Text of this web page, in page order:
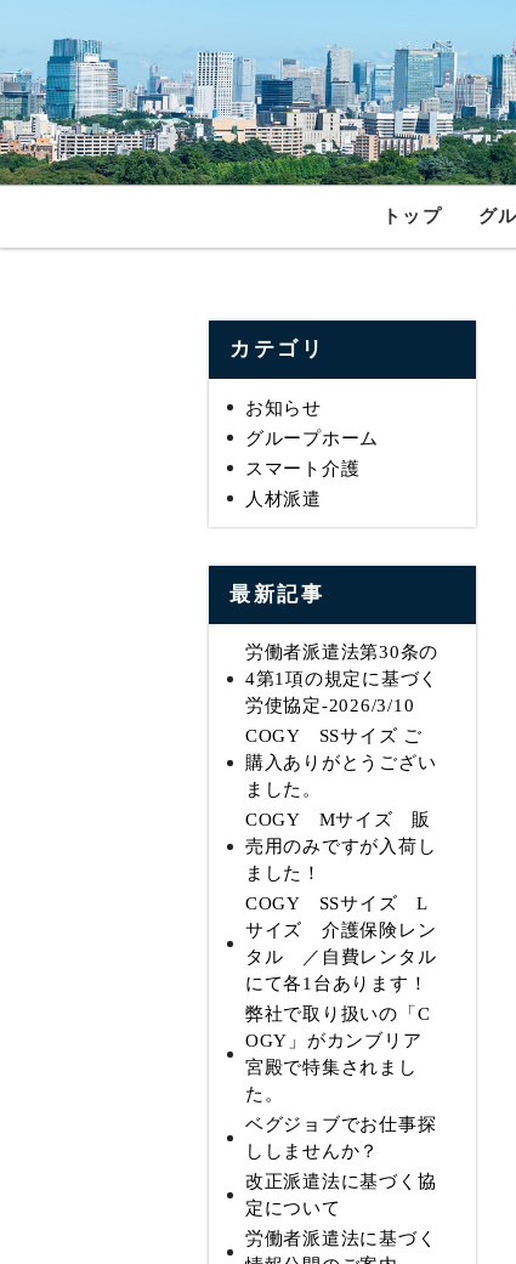
トップ グ
カテゴリ
お知らせ
グループホーム
スマート介護
人材派遣
最新記事
労働者派遣法第30条の
4第1項の規定に基づく
労使協定-2026/3/10
COGY SSサイズ ご
購入ありがとうござい
ました。
COGY Mサイズ 販
売用のみですが入荷し
ました！
COGY SSサイズ L
サイズ 介護保険レン
タル ／自費レンタル
にて各1台あります！
弊社で取り扱いの「C
OGY」がカンブリア
宮殿で特集されまし
た。
ベグジョブでお仕事探
ししませんか？
改正派遣法に基づく協
定について
労働者派遣法に基づく